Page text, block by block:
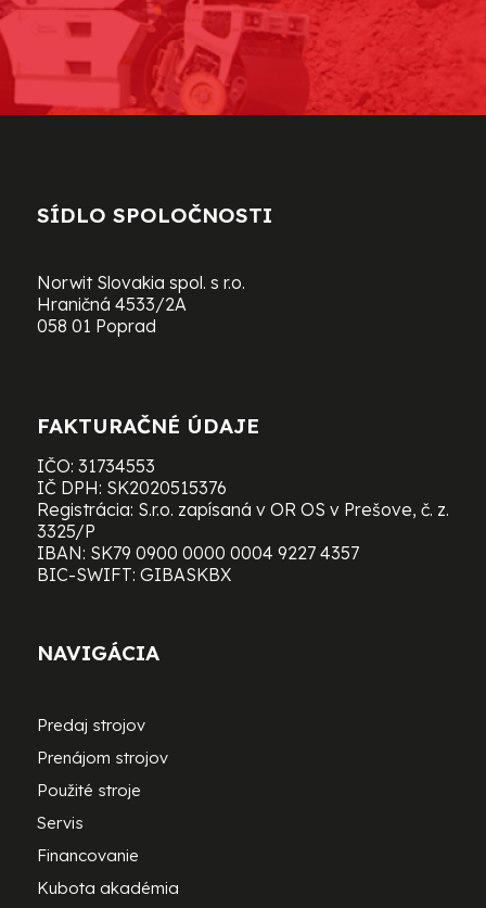
SÍDLO SPOLOČNOSTI
Norwit Slovakia spol. s r.o.
Hraničná 4533/2A
058 01 Poprad
FAKTURAČNÉ ÚDAJE
IČO: 31734553
IČ DPH: SK2020515376
Registrácia: S.r.o. zapísaná v OR OS v Prešove, č. z.
3325/P
IBAN: SK79 0900 0000 0004 9227 4357
BIC-SWIFT: GIBASKBX
NAVIGÁCIA
Predaj strojov
Prenájom strojov
Použité stroje
Servis
Financovanie
Kubota akadémia